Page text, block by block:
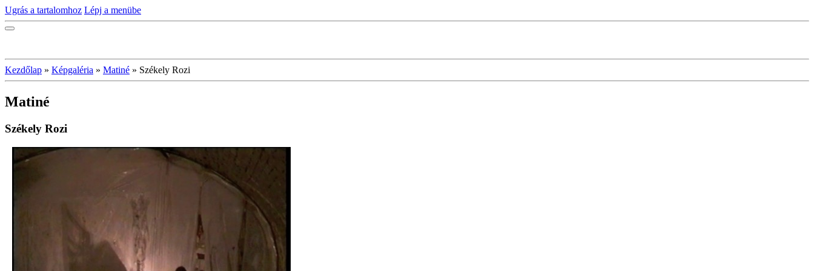
Ugrás a tartalomhoz Lépj a menübe
Kezdőlap » Képgaléria » Matiné » Székely Rozi
Matiné
Székely Rozi